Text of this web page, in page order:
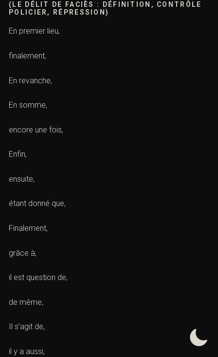
(LE DÉLIT DE FACIÈS : DÉFINITION, CONTRÔLE
POLICIER, RÉPRESSION)
En premier lieu,
finalement,
En revanche,
En somme,
encore une fois,
Enfin,
ensuite,
étant donné que,
Finalement,
grâce à,
il est question de,
de même,
Il s’agit de,
il y a aussi,